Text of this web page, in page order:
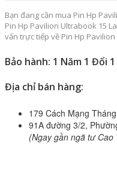
Bạn đang cần mua Pin Hp
Pin Hp Pavilion Ultrabook 15
vấn trực tiếp về Pin Hp
Bảo hành: 1 Năm 1 Đổi 1
Địa chỉ bán hàng:
179 Cách Mạng
91A đường 3/2,
(Ngay gần ngã tư Cao